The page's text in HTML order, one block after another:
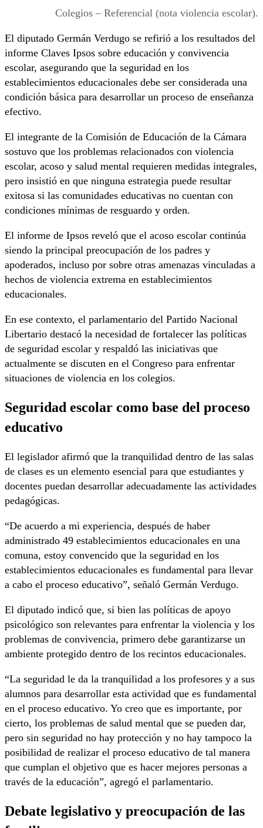
Colegios – Referencial (nota violencia escolar).
El diputado Germán Verdugo se refirió a los resultados del
informe Claves Ipsos sobre educación y convivencia
escolar, asegurando que la seguridad en los
establecimientos educacionales debe ser considerada una
condición básica para desarrollar un proceso de enseñanza
efectivo.
El integrante de la Comisión de Educación de la Cámara
sostuvo que los problemas relacionados con violencia
escolar, acoso y salud mental requieren medidas integrales,
pero insistió en que ninguna estrategia puede resultar
exitosa si las comunidades educativas no cuentan con
condiciones mínimas de resguardo y orden.
El informe de Ipsos reveló que el acoso escolar continúa
siendo la principal preocupación de los padres y
apoderados, incluso por sobre otras amenazas vinculadas a
hechos de violencia extrema en establecimientos
educacionales.
En ese contexto, el parlamentario del Partido Nacional
Libertario destacó la necesidad de fortalecer las políticas
de seguridad escolar y respaldó las iniciativas que
actualmente se discuten en el Congreso para enfrentar
situaciones de violencia en los colegios.
Seguridad escolar como base del proceso
educativo
El legislador afirmó que la tranquilidad dentro de las salas
de clases es un elemento esencial para que estudiantes y
docentes puedan desarrollar adecuadamente las actividades
pedagógicas.
“De acuerdo a mi experiencia, después de haber
administrado 49 establecimientos educacionales en una
comuna, estoy convencido que la seguridad en los
establecimientos educacionales es fundamental para llevar
a cabo el proceso educativo”, señaló Germán Verdugo.
El diputado indicó que, si bien las políticas de apoyo
psicológico son relevantes para enfrentar la violencia y los
problemas de convivencia, primero debe garantizarse un
ambiente protegido dentro de los recintos educacionales.
“La seguridad le da la tranquilidad a los profesores y a sus
alumnos para desarrollar esta actividad que es fundamental
en el proceso educativo. Yo creo que es importante, por
cierto, los problemas de salud mental que se pueden dar,
pero sin seguridad no hay protección y no hay tampoco la
posibilidad de realizar el proceso educativo de tal manera
que cumplan el objetivo que es hacer mejores personas a
través de la educación”, agregó el parlamentario.
Debate legislativo y preocupación de las